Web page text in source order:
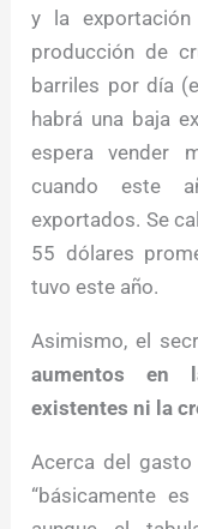
y la
producción de
barriles por día
habrá una baja
espera vender
cuando este
exportados. Se
55 dólares
tuvo este año.
Asimismo, el
aumentos en
existentes ni la
Acerca del
“básicamente